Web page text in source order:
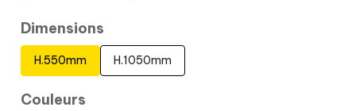
Dimensions
H.550mm H.1050mm
Couleurs